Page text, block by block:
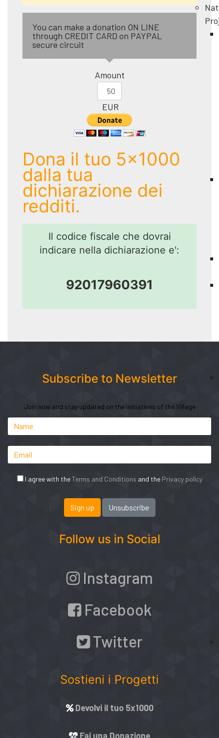
You can make a donation ON LINE
through CREDIT CARD on PAYPAL
secure circuit
Amount
EUR
Dona il tuo 5x1000
dalla tua
dichiarazione dei
redditi.
Il codice fiscale che dovrai
indicare nella dichiarazione e':
92017960391
Subscribe to Newsletter
Join now and stay updated on the initiatives of the Village
I agree with theTerms and Conditions and the Privacy policy
Follow us in Social
Instagram
Facebook
Twitter
Sostieni i Progetti
Devolvi il tuo 5x1000
Fai una Donazione